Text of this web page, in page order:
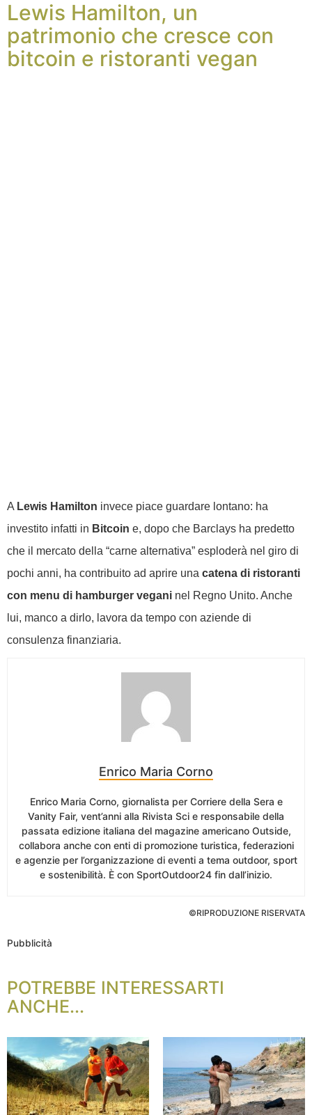
Lewis Hamilton, un
patrimonio che cresce con
bitcoin e ristoranti vegan
A Lewis Hamilton invece piace guardare lontano: ha
investito infatti in Bitcoin e, dopo che Barclays ha predetto
che il mercato della “carne alternativa” esploderà nel giro di
pochi anni, ha contribuito ad aprire una catena di ristoranti
con menu di hamburger vegani nel Regno Unito. Anche
lui, manco a dirlo, lavora da tempo con aziende di
consulenza finanziaria.
Enrico Maria Corno
Enrico Maria Corno, giornalista per Corriere della Sera e
Vanity Fair, vent’anni alla Rivista Sci e responsabile della
passata edizione italiana del magazine americano Outside,
collabora anche con enti di promozione turistica, federazioni
e agenzie per l’organizzazione di eventi a tema outdoor, sport
e sostenibilità. È con SportOutdoor24 fin dall’inizio.
©RIPRODUZIONE RISERVATA
Pubblicità
POTREBBE INTERESSARTI
ANCHE...